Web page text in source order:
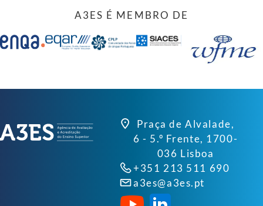
A3ES É MEMBRO DE
Praça de Alvalade,
6 - 5.º Frente, 1700-
036 Lisboa
+351 213 511 690
a3es@a3es.pt